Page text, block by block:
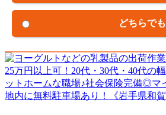
どちらで